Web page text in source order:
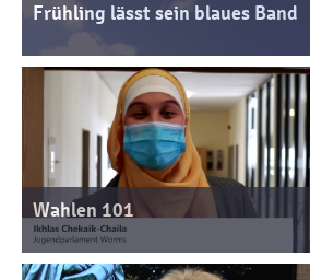
Frühling lässt sein blaues Band
Wahlen 101